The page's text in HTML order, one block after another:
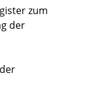
zum
der